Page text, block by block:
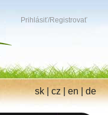
Prihlásiť/Registrovať
sk|cz|en|de